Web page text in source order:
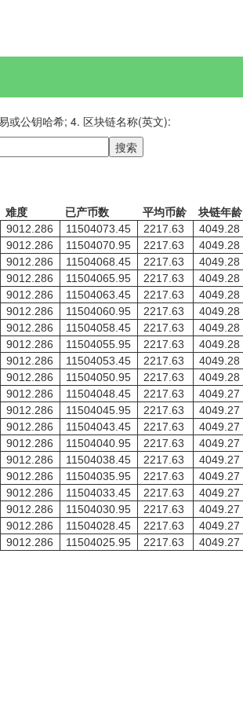
或公钥哈希; 4. 区块链名称(英文):
搜索
难度 已产币数 平均币龄 块链年龄
9012.286 11504073.45 2217.63 4049.28
9012.286 11504070.95 2217.63 4049.28
9012.286 11504068.45 2217.63 4049.28
9012.286 11504065.95 2217.63 4049.28
9012.286 11504063.45 2217.63 4049.28
9012.286 11504060.95 2217.63 4049.28
9012.286 11504058.45 2217.63 4049.28
9012.286 11504055.95 2217.63 4049.28
9012.286 11504053.45 2217.63 4049.28
9012.286 11504050.95 2217.63 4049.28
9012.286 11504048.45 2217.63 4049.27
9012.286 11504045.95 2217.63 4049.27
9012.286 11504043.45 2217.63 4049.27
9012.286 11504040.95 2217.63 4049.27
9012.286 11504038.45 2217.63 4049.27
9012.286 11504035.95 2217.63 4049.27
9012.286 11504033.45 2217.63 4049.27
9012.286 11504030.95 2217.63 4049.27
9012.286 11504028.45 2217.63 4049.27
9012.286 11504025.95 2217.63 4049.27